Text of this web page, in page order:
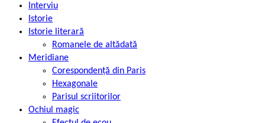
Interviu
Istorie
Istorie literară
Romanele de altădată
Meridiane
Corespondență din Paris
Hexagonale
Parisul scriitorilor
Ochiul magic